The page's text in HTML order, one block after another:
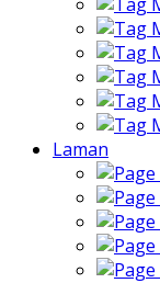
Laman